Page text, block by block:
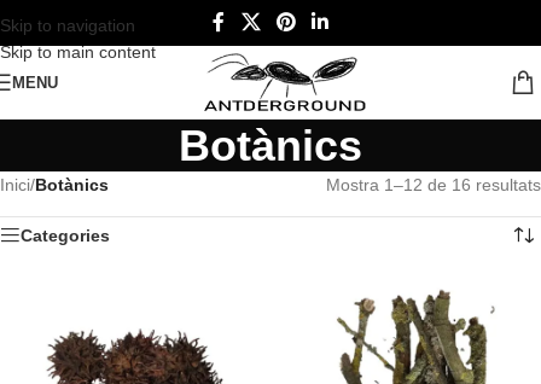
Skip to navigation
Skip to main content
MENU
Botànics
Inici/Botànics Mostra 1–12 de 16 resultats
Categories